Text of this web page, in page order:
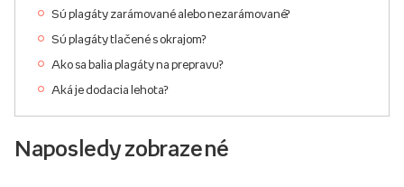
Sú plagáty zarámované alebo nezarámované?
Sú plagáty tlačené s okrajom?
Ako sa balia plagáty na prepravu?
Aká je dodacia lehota?
Naposledy zobrazené